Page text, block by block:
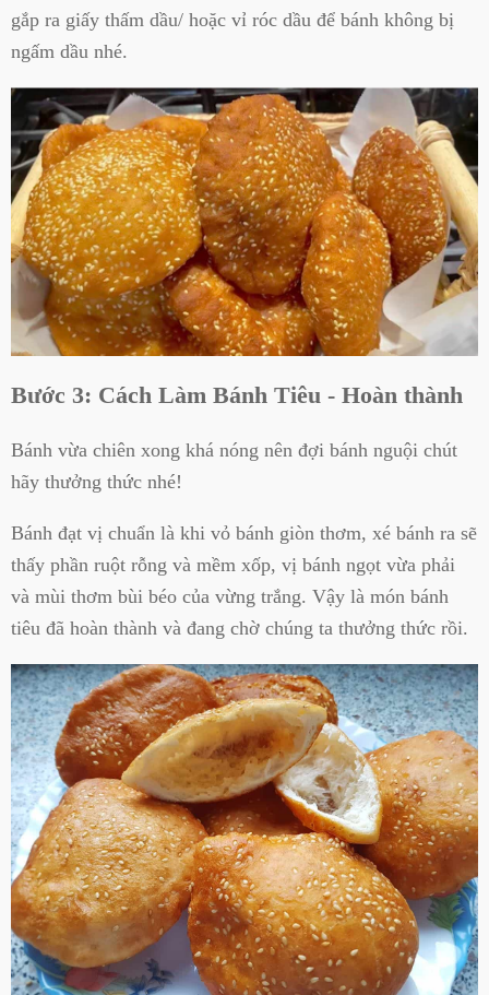
gắp ra giấy thấm dầu/ hoặc vỉ róc dầu để bánh không bị
ngấm dầu nhé.
Bước 3: Cách Làm Bánh Tiêu - Hoàn thành
Bánh vừa chiên xong khá nóng nên đợi bánh nguội chút
hãy thưởng thức nhé!
Bánh đạt vị chuẩn là khi vỏ bánh giòn thơm, xé bánh ra sẽ
thấy phần ruột rỗng và mềm xốp, vị bánh ngọt vừa phải
và mùi thơm bùi béo của vừng trắng. Vậy là món bánh
tiêu đã hoàn thành và đang chờ chúng ta thưởng thức rồi.